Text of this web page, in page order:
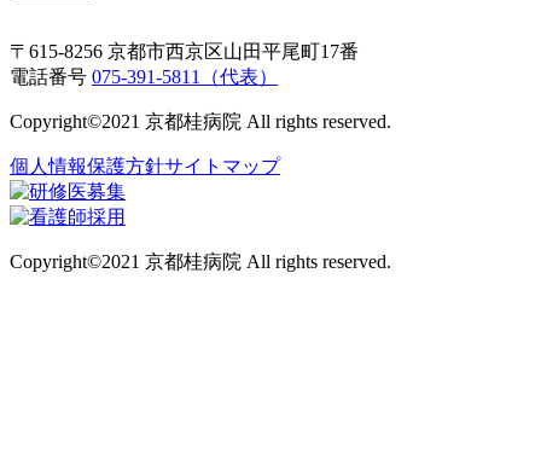
〒615-8256 京都市西京区山田平尾町17番
電話番号 075-391-5811（代表）
Copyright©2021 京都桂病院 All rights reserved.
個人情報保護方針サイトマップ
Copyright©2021 京都桂病院 All rights reserved.